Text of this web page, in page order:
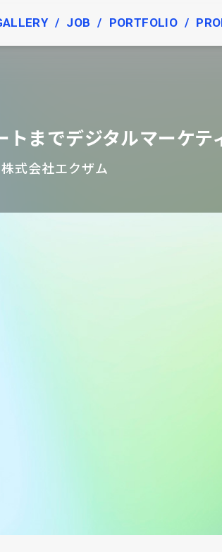
JOB PORTFOLIO
までデジタルマーケテ
株式会社エクザム